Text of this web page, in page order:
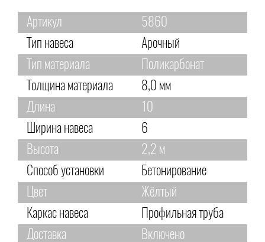
Артикул
5860
Тип навеса
Арочный
Тип материала
Поликарбонат
Толщина материала
8,0 мм
Длина
10
Ширина навеса
6
Высота
2,2 м
Способ установки
Бетонирование
Цвет
Жёлтый
Каркас навеса
Профильная труба
Доставка
Включено